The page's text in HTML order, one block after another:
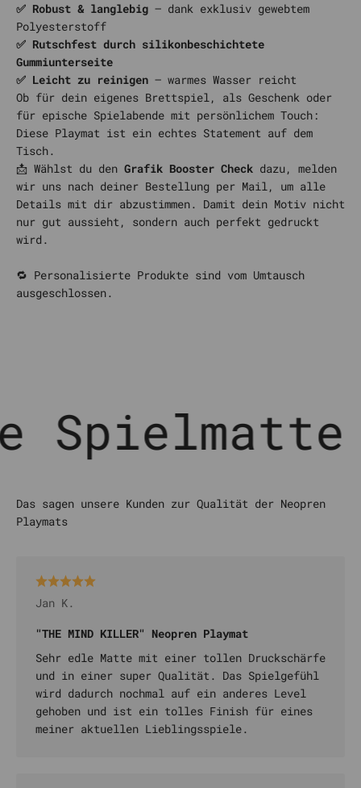
✅ Robust & langlebig – dank exklusiv gewebtem
Polyesterstoff
✅ Rutschfest durch silikonbeschichtete
Gummiunterseite
✅ Leicht zu reinigen – warmes Wasser reicht
Ob für dein eigenes Brettspiel, als Geschenk oder
für epische Spielabende mit persönlichem Touch:
Diese Playmat ist ein echtes Statement auf dem
Tisch.
📩 Wählst du den Grafik Booster Check dazu, melden
wir uns nach deiner Bestellung per Mail, um alle
Details mit dir abzustimmen. Damit dein Motiv nicht
nur gut aussieht, sondern auch perfekt gedruckt
wird.
🔁 Personalisierte Produkte sind vom Umtausch
ausgeschlossen.
Jan K.
"THE MIND KILLER" Neopren Playmat
Sehr edle Matte mit einer tollen Druckschärfe
und in einer super Qualität. Das Spielgefühl
wird dadurch nochmal auf ein anderes Level
gehoben und ist ein tolles Finish für eines
meiner aktuellen Lieblingsspiele.